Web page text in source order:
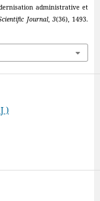
administrative et
Journal, 3(36), 1493.
)